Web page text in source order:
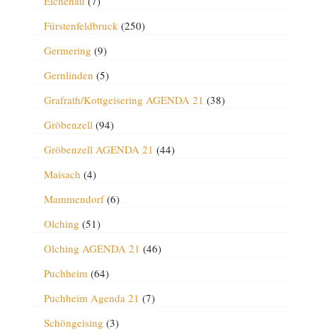
Fürstenfeldbruck(250)
Germering (9)
Gernlinden (5)
Grafrath/Kottgeisering AGENDA 21 (38)
Gröbenzell(94)
Gröbenzell AGENDA 21 (44)
Maisach (4)
Mammendorf(6)
Olching (51)
Olching AGENDA 21 (46)
Puchheim(64)
Puchheim Agenda 21 (7)
Schöngeising (3)